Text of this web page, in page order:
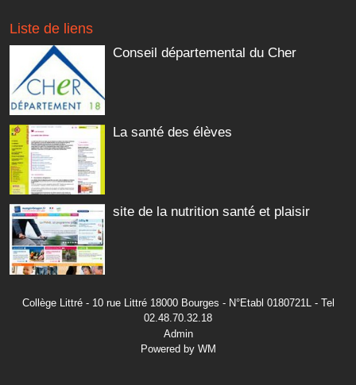
Liste de liens
Conseil départemental du Cher
La santé des élèves
site de la nutrition santé et plaisir
Collège Littré - 10 rue Littré 18000 Bourges - N°Etabl 0180721L - Tel
02.48.70.32.18
Admin
Powered by WM